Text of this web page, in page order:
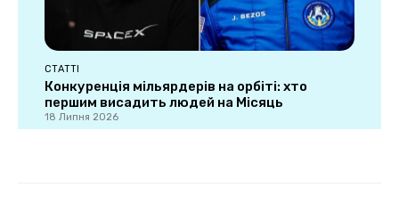
СТАТТІ
Конкуренція мільярдерів на орбіті: хто
першим висадить людей на Місяць
18 Липня 2026